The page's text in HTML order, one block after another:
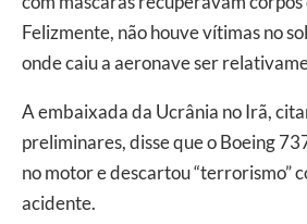
Felizmente, não houve vítimas no
onde caiu a aeronave ser
A embaixada da Ucrânia no Irã,
preliminares, disse que o Boeing
no motor e descartou “terrorismo”
acidente.